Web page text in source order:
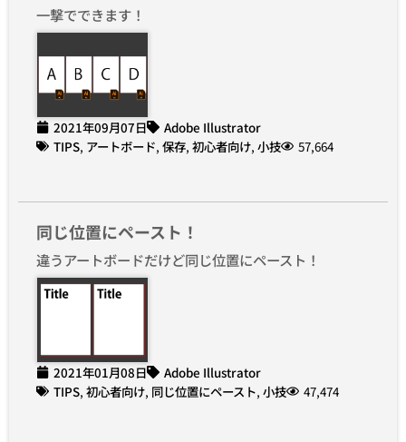
一撃でできます！
2021年09月07日
Adobe Illustrator
TIPS, アートボード, 保存, 初心者向け, 小技 57,664
同じ位置にペースト！
違うアートボードだけど同じ位置にペースト！
2021年01月08日
Adobe Illustrator
TIPS, 初心者向け, 同じ位置にペースト, 小技 47,474